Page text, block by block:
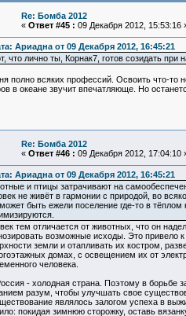
Re: Бомба 2012
« Ответ #45 : 09 Декабря 2012, 15:53:16
Ариадна от 09 Декабря 2012, 16:45:21
что лично ты, Корнак7, готов созидать
полно всяких профессий. Освоить что-то
в океане звучит впечатляюще. Но
Re: Бомба 2012
« Ответ #46 : 09 Декабря 2012, 17:04:10
Ариадна от 09 Декабря 2012, 16:45:21
и птицы затрачивают на
не живёт в гармонии с природой, во
быть ежели поселение где-то в
тем отличается от животных, что он
возможные исходы. Это привело
земли и отапливать их костром,
домах, с освещением их от
человека.
- холодная страна. Поэтому в борьбе
разум, чтобы улучшать свое
являлось залогом успеха в
покидая зимнюю сторожку, оставь